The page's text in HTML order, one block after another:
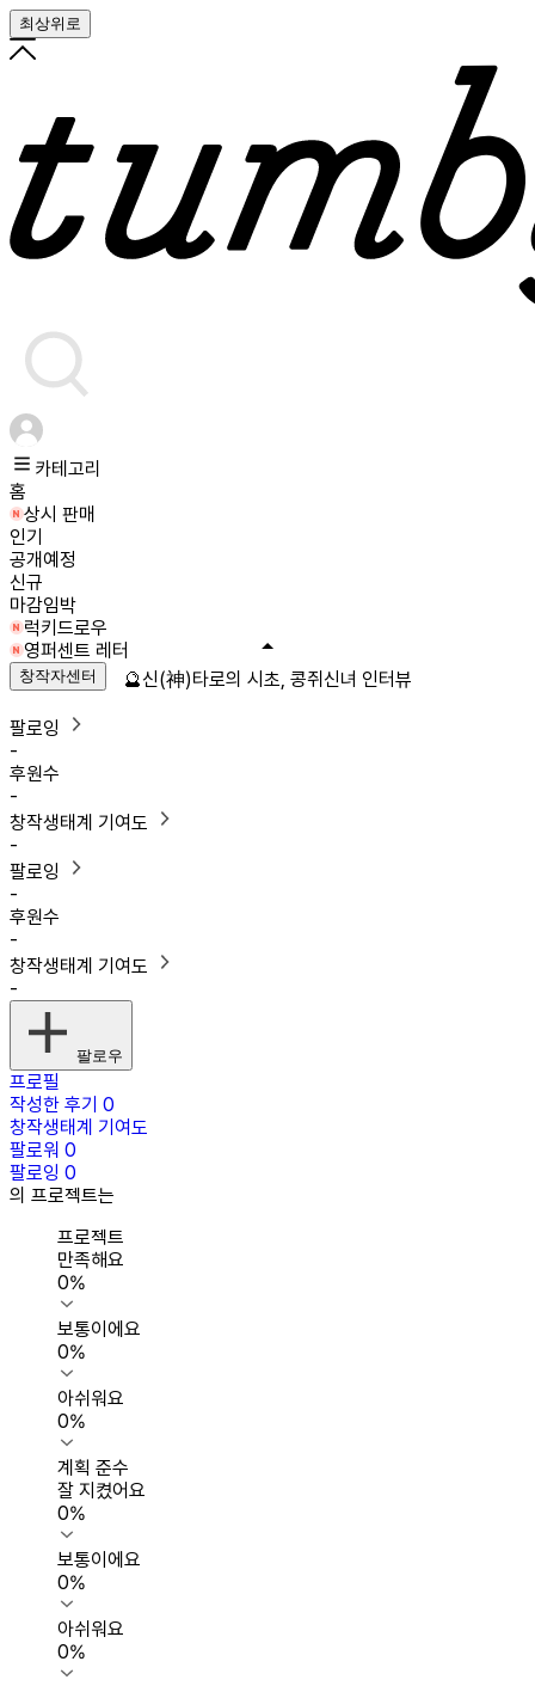
최상위로
카테고리
홈
상시 판매
인기
공개예정
신규
마감임박
럭키드로우
영퍼센트 레터
창작자센터
팔로잉
-
후원수
-
창작생태계 기여도
-
팔로잉
-
후원수
-
창작생태계 기여도
-
팔로우
프로필
작성한 후기 0
창작생태계 기여도
팔로워 0
팔로잉 0
의 프로젝트는
프로젝트
만족해요
0%
보통이에요
0%
아쉬워요
0%
계획 준수
잘 지켰어요
0%
보통이에요
0%
아쉬워요
0%
🔮신(神)타로의 시초, 콩쥐신녀 인터뷰